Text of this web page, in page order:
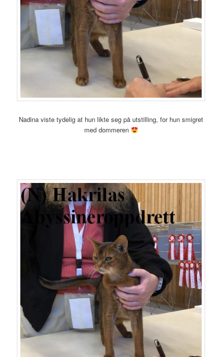
Nadina viste tydelig at hun likte seg på utstilling, for hun smigret
med dommeren